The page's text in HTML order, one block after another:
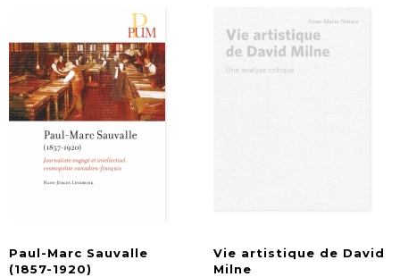
Paul-Marc Sauvalle
(1857-1920)
Vie artistique de David
Milne